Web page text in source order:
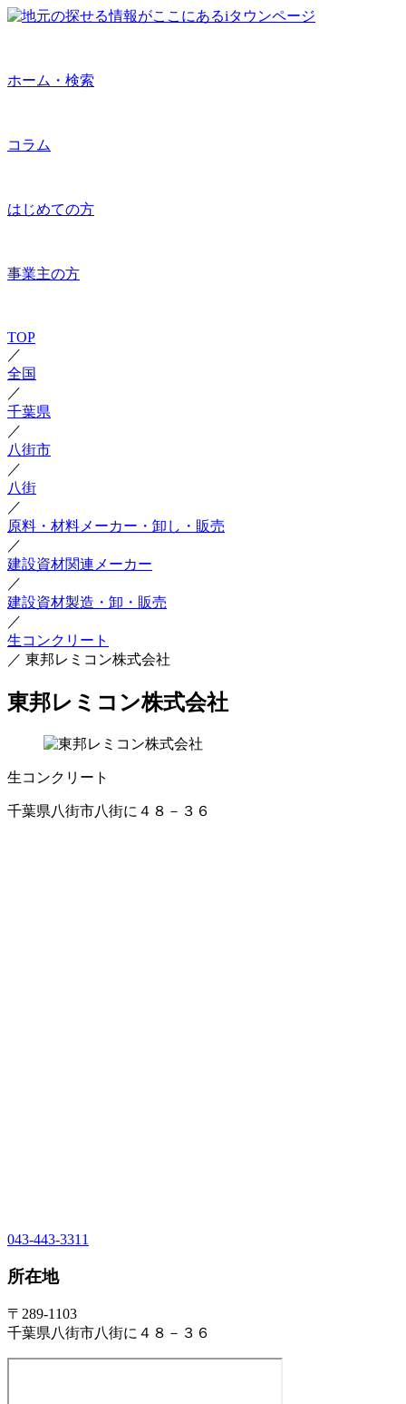
ホーム・検索
コラム
はじめての方
事業主の方
TOP
／
全国
／
千葉県
／
八街市
／
八街
／
原料・材料メーカー・卸し・販売
／
建設資材関連メーカー
／
建設資材製造・卸・販売
／
生コンクリート
／ 東邦レミコン株式会社
東邦レミコン株式会社
生コンクリート
千葉県八街市八街に４８－３６
043-443-3311
所在地
〒289-1103
千葉県八街市八街に４８－３６